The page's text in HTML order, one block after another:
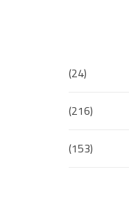
(24)
(216)
(153)